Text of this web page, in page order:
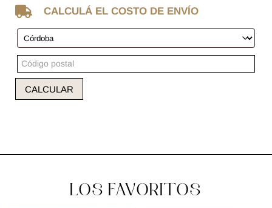
 CALCULÁ EL COSTO DE ENVÍO
CALCULAR
LOS FAVORITOS